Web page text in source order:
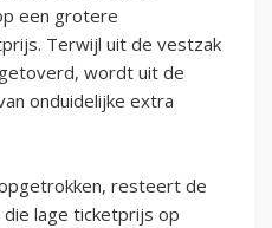
een grotere
Terwijl uit de vestzak
wordt uit de
onduidelijke extra
resteert de
lage ticketprijs op